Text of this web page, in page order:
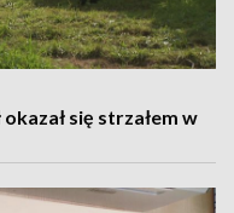
się strzałem w